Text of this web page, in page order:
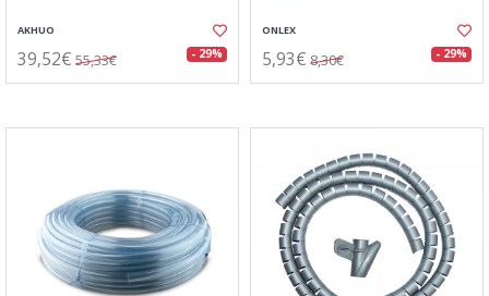
AKHUO
39,52€ 55,33€ - 29%
ONLEX
5,93€ 8,30€ - 29%